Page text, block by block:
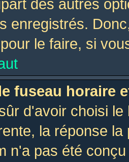
des autres
enregistrés.
le faire, si
fuseau horaire
d'avoir choisi
la réponse
n'a pas été